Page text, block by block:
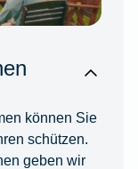
können Sie
schützen.
geben wir